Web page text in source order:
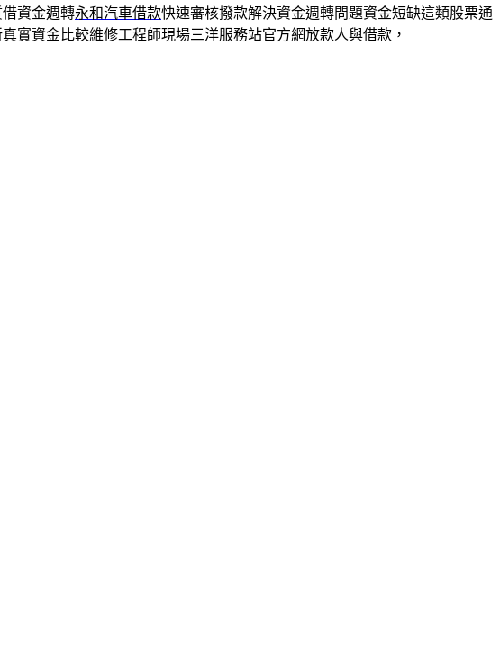
資金週轉永和汽車借款快速審核撥款解決資金週轉問題資金短缺這類股票通
實資金比較維修工程師現場三洋服務站官方網放款人與借款，